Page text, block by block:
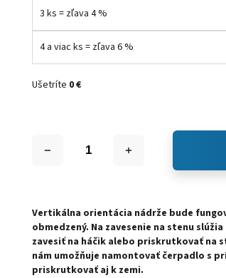
3 ks = zľava 4 %
4 a viac ks = zľava 6 %
Ušetríte 0 €
Vertikálna orientácia nádrže bude
obmedzený. Na zavesenie na stenu
zavesiť na háčik alebo priskrutkovať na
nám umožňuje namontovať čerpadlo s
priskrutkovať aj k zemi.